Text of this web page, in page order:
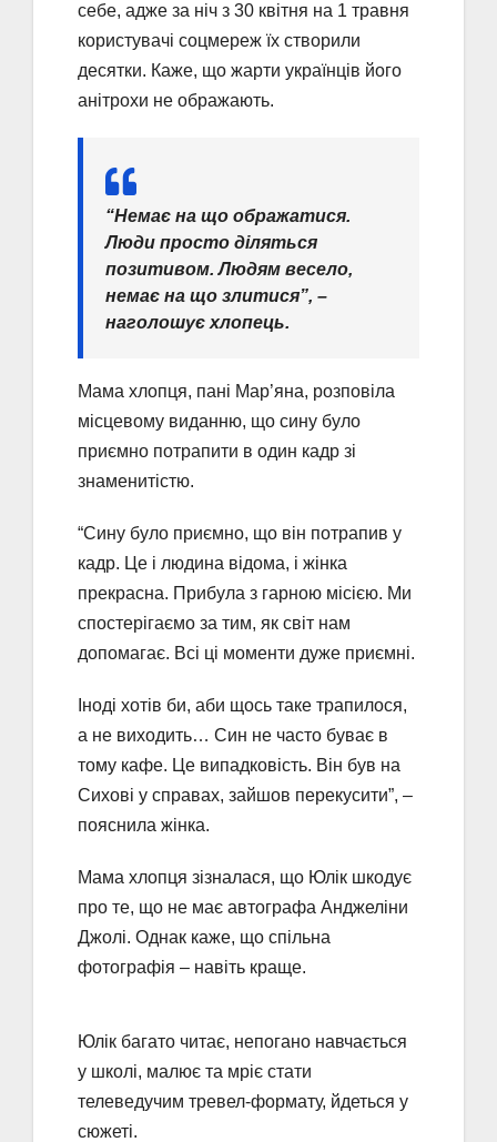
себе, адже за ніч з 30 квітня на 1 травня
користувачі соцмереж їх створили
десятки. Каже, що жарти українців його
анітрохи не ображають.
“Немає на що ображатися.
Люди просто діляться
позитивом. Людям весело,
немає на що злитися”, –
наголошує хлопець.
Мама хлопця, пані Мар’яна, розповіла
місцевому виданню, що сину було
приємно потрапити в один кадр зі
знаменитістю.
“Сину було приємно, що він потрапив у
кадр. Це і людина відома, і жінка
прекрасна. Прибула з гарною місією. Ми
спостерігаємо за тим, як світ нам
допомагає. Всі ці моменти дуже приємні.
Іноді хотів би, аби щось таке трапилося,
а не виходить… Син не часто буває в
тому кафе. Це випадковість. Він був на
Сихові у справах, зайшов перекусити”, –
пояснила жінка.
Мама хлопця зізналася, що Юлік шкодує
про те, що не має автографа Анджеліни
Джолі. Однак каже, що спільна
фотографія – навіть краще.
Юлік багато читає, непогано навчається
у школі, малює та мріє стати
телеведучим тревел-формату, йдеться у
сюжеті.